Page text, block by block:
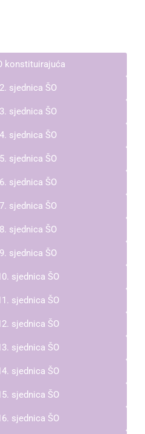
konstituirajuća
sjednica ŠO
sjednica ŠO
sjednica ŠO
sjednica ŠO
sjednica ŠO
sjednica ŠO
sjednica ŠO
sjednica ŠO
sjednica ŠO
sjednica ŠO
sjednica ŠO
sjednica ŠO
sjednica ŠO
sjednica ŠO
sjednica ŠO